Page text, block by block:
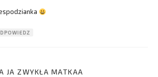
JA ZWYKŁA MATKAA